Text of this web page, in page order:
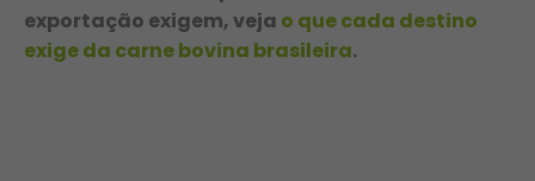
exportação exigem, veja o que cada destino
exige da carne bovina brasileira.